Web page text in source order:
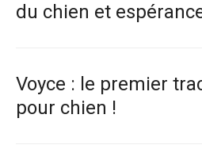
du chien et
Voyce : le premier
pour chien !